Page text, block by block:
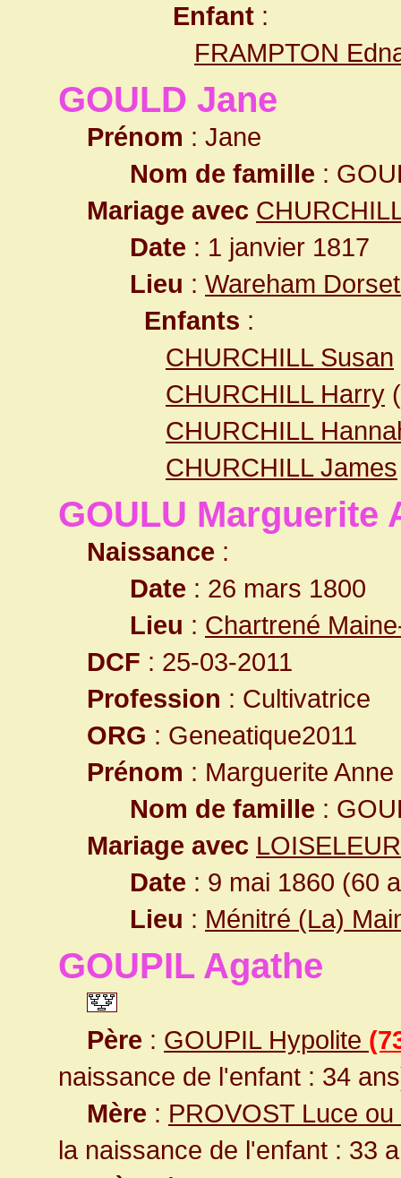
Enfant :
FRAMPTON
GOULD Jane
Prénom : Jane
Nom de famille :
Mariage avec
Date : 1 janvier 1817
Lieu : Wareham
Enfants :
CHURCHILL Susan
CHURCHILL Harry
CHURCHILL
CHURCHILL James
GOULU Marguerite
Naissance :
Date : 26 mars 1800
Lieu : Chartrené
DCF : 25-03-2011
Profession : Cultivatrice
ORG : Geneatique2011
Prénom : Marguerite Anne
Nom de famille :
Mariage avec
Date : 9 mai 1860 (60
Lieu : Ménitré (La)
GOUPIL Agathe
Père : GOUPIL Hypolite
naissance de l'enfant : 34
Mère : PROVOST Luce
la naissance de l'enfant : 33